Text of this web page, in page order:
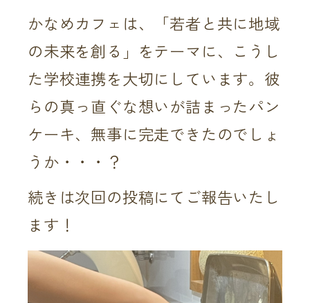
かなめカフェは、「若者と共に地域
の未来を創る」をテーマに、こうし
た学校連携を大切にしています。彼
らの真っ直ぐな想いが詰まったパン
ケーキ、無事に完走できたのでしょ
うか・・・？
続きは次回の投稿にてご報告いたし
ます！